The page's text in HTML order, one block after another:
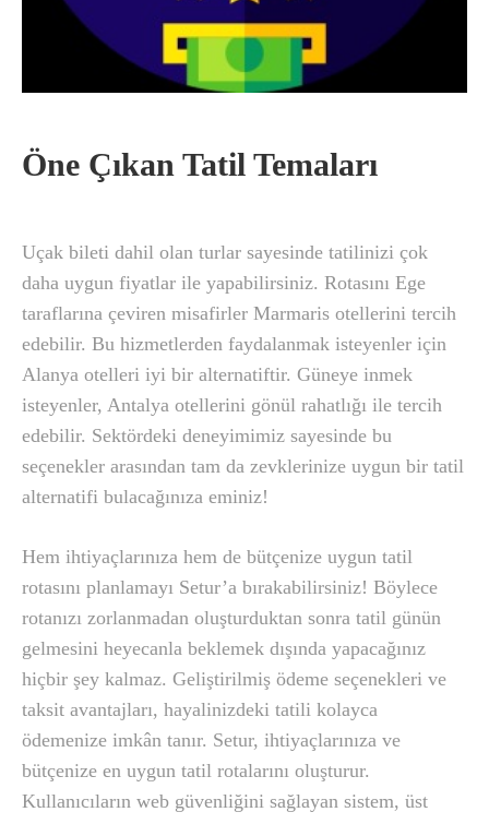
Öne Çıkan Tatil Temaları
Uçak bileti dahil olan turlar sayesinde tatilinizi çok
daha uygun fiyatlar ile yapabilirsiniz. Rotasını Ege
taraflarına çeviren misafirler Marmaris otellerini tercih
edebilir. Bu hizmetlerden faydalanmak isteyenler için
Alanya otelleri iyi bir alternatiftir. Güneye inmek
isteyenler, Antalya otellerini gönül rahatlığı ile tercih
edebilir. Sektördeki deneyimimiz sayesinde bu
seçenekler arasından tam da zevklerinize uygun bir tatil
alternatifi bulacağınıza eminiz!
Hem ihtiyaçlarınıza hem de bütçenize uygun tatil
rotasını planlamayı Setur’a bırakabilirsiniz! Böylece
rotanızı zorlanmadan oluşturduktan sonra tatil günün
gelmesini heyecanla beklemek dışında yapacağınız
hiçbir şey kalmaz. Geliştirilmiş ödeme seçenekleri ve
taksit avantajları, hayalinizdeki tatili kolayca
ödemenize imkân tanır. Setur, ihtiyaçlarınıza ve
bütçenize en uygun tatil rotalarını oluşturur.
Kullanıcıların web güvenliğini sağlayan sistem, üst